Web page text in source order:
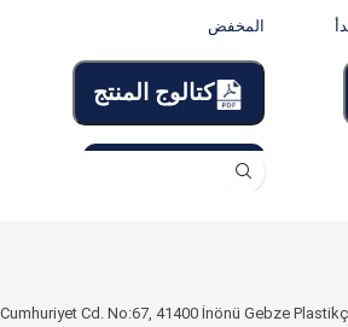
المخفض
كتالوج المنتج
Cumhuriyet Cd. No:67, 41400 İnönü Gebze